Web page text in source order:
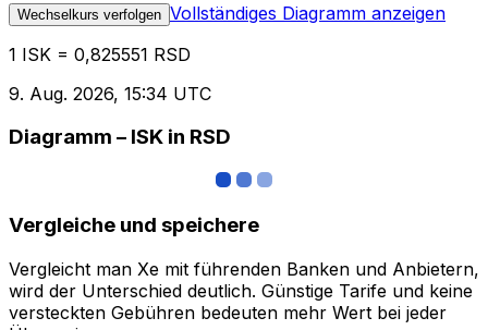
Wechselkurs verfolgen Vollständiges Diagramm anzeigen
1 ISK = 0,825551 RSD
9. Aug. 2026, 15:34 UTC
Diagramm – ISK in RSD
Vergleiche und speichere
Vergleicht man Xe mit führenden Banken und Anbietern,
wird der Unterschied deutlich. Günstige Tarife und keine
versteckten Gebühren bedeuten mehr Wert bei jeder